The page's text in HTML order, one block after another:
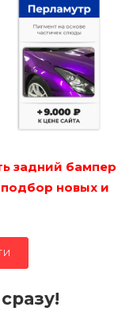
задний бампер
новых и